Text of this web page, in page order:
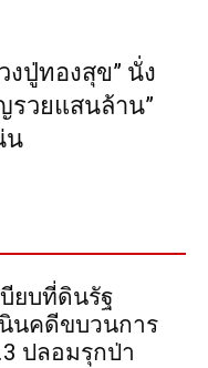
งปู่ทองสุข” นั่ง
รวยแสนล้าน”
น
บียบที่ดินรัฐ
นินคดีขบวนการ
ปลอมรุกป่า